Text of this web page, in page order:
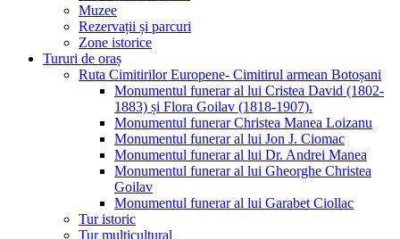
Muzee
Rezervații și parcuri
Zone istorice
Tururi de oraș
Ruta Cimitirilor Europene- Cimitirul armean Botoșani
Monumentul funerar al lui Cristea David (1802-
1883) și Flora Goilav (1818-1907).
Monumentul funerar Christea Manea Loizanu
Monumentul funerar al lui Jon J. Ciomac
Monumentul funerar al lui Dr. Andrei Manea
Monumentul funerar al lui Gheorghe Christea
Goilav
Monumentul funerar al lui Garabet Ciollac
Tur istoric
Tur multicultural